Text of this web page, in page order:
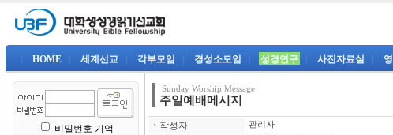
HOME 세계선교 각부모임 경성소모임 성경연구 사진자료실
비밀번호 기억
Sunday Worship Message
주일예배메시지
ㆍ 작성자 관리자